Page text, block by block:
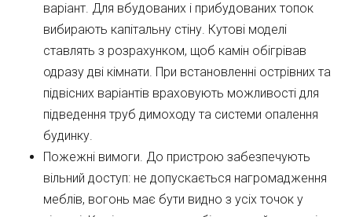
варіант. Для вбудованих і прибудованих топок
вибирають капітальну стіну. Кутові моделі
ставлять з розрахунком, щоб камін обігрівав
одразу дві кімнати. При встановленні острівних та
підвісних варіантів враховують можливості для
підведення труб димоходу та системи опалення
будинку.
Пожежні вимоги. До пристрою забезпечують
вільний доступ: не допускається нагромадження
меблів, вогонь має бути видно з усіх точок у